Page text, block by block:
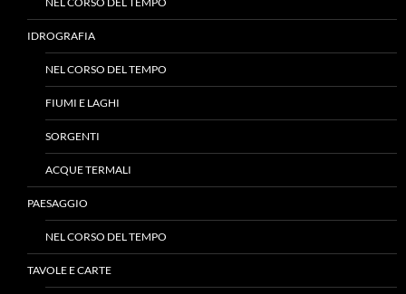
IDROGRAFIA
NEL CORSO DEL TEMPO
FIUMI E LAGHI
SORGENTI
ACQUE TERMALI
PAESAGGIO
NEL CORSO DEL TEMPO
TAVOLE E CARTE